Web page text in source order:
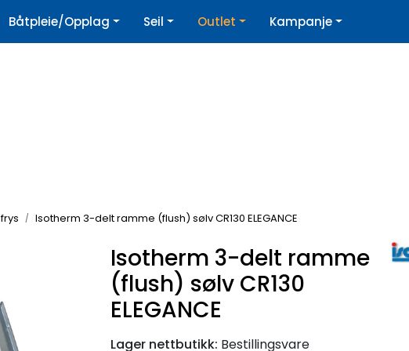
| Nyhetsbrev
Båtpleie/Opplag Seil Outlet Kampanje
Isotherm 3-delt ramme (flush) sølv CR130 ELEGANCE
Isotherm 3-delt ramme
(flush) sølv CR130
ELEGANCE
Lager nettbutikk: Bestillingsvare